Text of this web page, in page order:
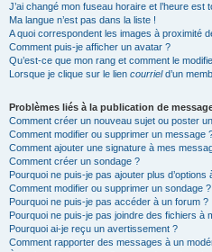
J’ai changé mon fuseau horaire et l’heure est
Ma langue n’est pas dans la liste !
A quoi correspondent les images à proximité
Comment puis-je afficher un avatar ?
Qu’est-ce que mon rang et comment le
Lorsque je clique sur le lien courrield’un
Problèmes liés à la publication de
Comment créer un nouveau sujet ou poster
Comment modifier ou supprimer un message
Comment ajouter une signature à mes
Comment créer un sondage ?
Pourquoi ne puis-je pas ajouter plus d’options
Comment modifier ou supprimer un sondage ?
Pourquoi ne puis-je pas accéder à un forum ?
Pourquoi ne puis-je pas joindre des fichiers à
Pourquoi ai-je reçu un avertissement ?
Comment rapporter des messages à un